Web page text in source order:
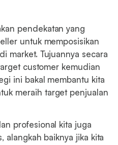
pendekatan yang
untuk memposisikan
market. Tujuannya secara
customer kemudian
ini bakal membantu kita
meraih target penjualan
profesional kita juga
alangkah baiknya jika kita